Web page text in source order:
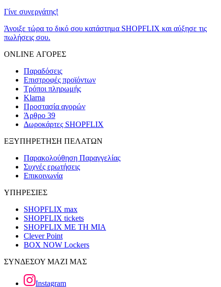
Γίνε συνεργάτης!
Άνοιξε τώρα το δικό σου κατάστημα SHOPFLIX και αύξησε τις
πωλήσεις σου.
ONLINE ΑΓΟΡΕΣ
Παραδόσεις
Επιστροφές προϊόντων
Τρόποι πληρωμής
Klarna
Προστασία αγορών
Άρθρο 39
Δωροκάρτες SHOPFLIX
ΕΞΥΠΗΡΕΤΗΣΗ ΠΕΛΑΤΩΝ
Παρακολούθηση Παραγγελίας
Συχνές ερωτήσεις
Επικοινωνία
ΥΠΗΡΕΣΙΕΣ
SHOPFLIX max
SHOPFLIX tickets
SHOPFLIX ΜΕ ΤΗ ΜΙΑ
Clever Point
BOX NOW Lockers
ΣΥΝΔΕΣΟΥ ΜΑΖΙ ΜΑΣ
Instagram